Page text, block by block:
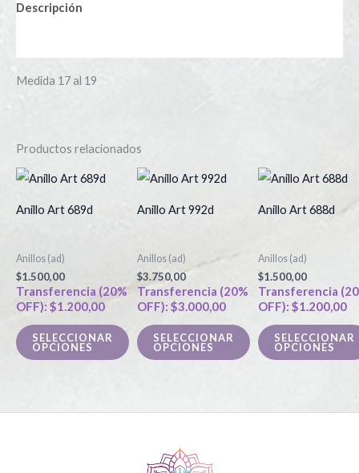
Descripción
Medida 17 al 19
Productos relacionados
Anillo Art 689d
Anillos (ad)
$1.500,00
Transferencia (20%
OFF): $1.200,00
SELECCIONAR
OPCIONES
Este
variantes.
Las
opciones
pueden
la
Anillo Art 992d
Anillos (ad)
$3.750,00
Transferencia (20%
OFF): $3.000,00
SELECCIONAR
OPCIONES
Este
variantes.
Las
opciones
pueden
la
Anillo Art 688d
Anillos (ad)
$1.500,00
Transferencia
OFF): $1.200,00
SELECCIONAR
OPCIONES